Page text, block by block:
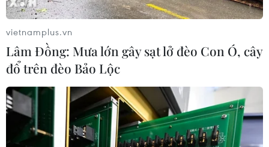
vietnamplus.vn
Lâm Đồng: Mưa lớn gây sạt lở đèo Con Ó, cây
đổ trên đèo Bảo Lộc